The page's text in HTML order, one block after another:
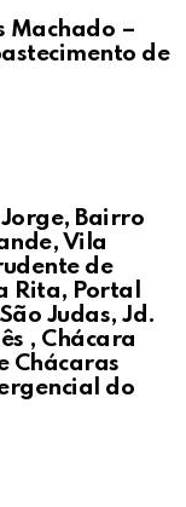
Machado –
de
Bairro
Vila
de
Rita, Portal
Judas, Jd.
, Chácara
Chácaras
do